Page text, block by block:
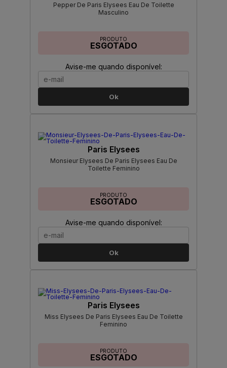
Pepper De Paris Elysees Eau De Toilette
Masculino
PRODUTO
ESGOTADO
Avise-me quando disponível:
Ok
Paris Elysees
Monsieur Elysees De Paris Elysees Eau De
Toilette Feminino
PRODUTO
ESGOTADO
Avise-me quando disponível:
Ok
Paris Elysees
Miss Elysees De Paris Elysees Eau De Toilette
Feminino
PRODUTO
ESGOTADO